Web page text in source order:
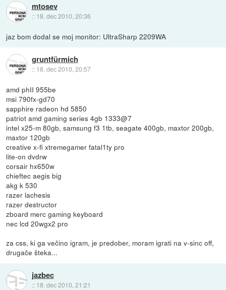
mtosev
:: 18. dec 2010, 20:36
jaz bom dodal se moj monitor: UltraSharp 2209WA
gruntfürmich
:: 18. dec 2010, 20:57
amd phII 955be
msi 790fx-gd70
sapphire radeon hd 5850
patriot amd gaming series 4gb 1333@7
intel x25-m 80gb, samsung f3 1tb, seagate 400gb, maxtor 200gb,
maxtor 120gb
creative x-fi xtremegamer fatal1ty pro
lite-on dvdrw
corsair hx650w
chieftec aegis big
akg k 530
razer lachesis
razer destructor
zboard merc gaming keyboard
nec lcd 20wgx2 pro
za css, ki ga večino igram, je predober, moram igrati na v-sinc off,
drugače šteka...
jazbec
:: 18. dec 2010, 21:21